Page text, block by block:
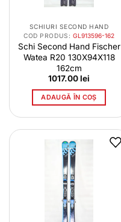
SCHIURI SECOND HAND
COD PRODUS: GL913596-162
Schi Second Hand Fischer
Watea R20 130X94X118
162cm
1017.00lei
ADAUGĂ ÎN COȘ